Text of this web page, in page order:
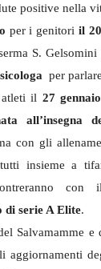
positive nella
per i genitoriil
S.
per
il 27
all’insegna
con gli
insieme a
con
di serie A Elite.
Salvamamme e
aggiornamenti